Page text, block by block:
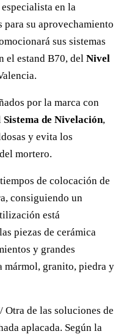
en la
su aprovechamiento
sus sistemas
el estand B70, del Nivel
por la marca con
Sistema de Nivelación,
y evita los
mortero.
de colocación de
consiguiendo un
está
piezas de cerámica
y grandes
mármol, granito, piedra y
Otra de las soluciones de
aplacada. Según la